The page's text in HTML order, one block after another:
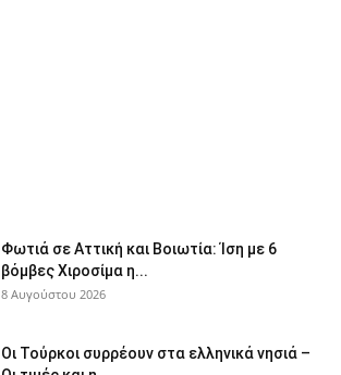
Φωτιά σε Αττική και Βοιωτία: Ίση με 6
βόμβες Χιροσίμα η...
8 Αυγούστου 2026
Οι Τούρκοι συρρέουν στα ελληνικά νησιά –